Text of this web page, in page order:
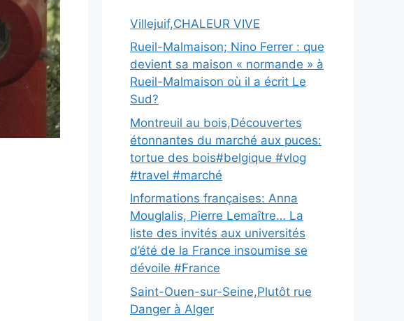
Villejuif,CHALEUR VIVE
Rueil-Malmaison; Nino Ferrer : que
devient sa maison « normande » à
Rueil-Malmaison où il a écrit Le
Sud?
Montreuil au bois,Découvertes
étonnantes du marché aux puces:
tortue des bois#belgique #vlog
#travel #marché
Informations françaises: Anna
Mouglalis, Pierre Lemaître… La
liste des invités aux universités
d’été de la France insoumise se
dévoile #France
Saint-Ouen-sur-Seine,Plutôt rue
Danger à Alger